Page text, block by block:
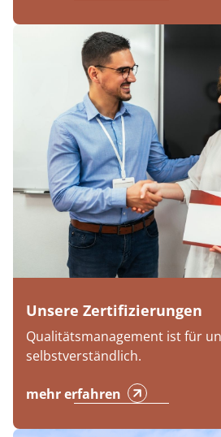
Unsere Zertifizierungen
Qualitätsmanagement ist für
selbstverständlich.
mehr erfahren